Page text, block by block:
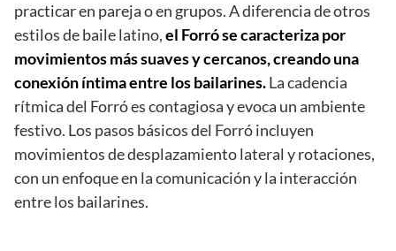
practicar en pareja o en grupos. A diferencia de otros
estilos de baile latino,el Forró se caracteriza por
movimientos más suaves y cercanos, creando una
conexión íntima entre los bailarines.La cadencia
rítmica del Forró es contagiosa y evoca un ambiente
festivo. Los pasos básicos del Forró incluyen
movimientos de desplazamiento lateral y rotaciones,
con un enfoque en la comunicación y la interacción
entre los bailarines.